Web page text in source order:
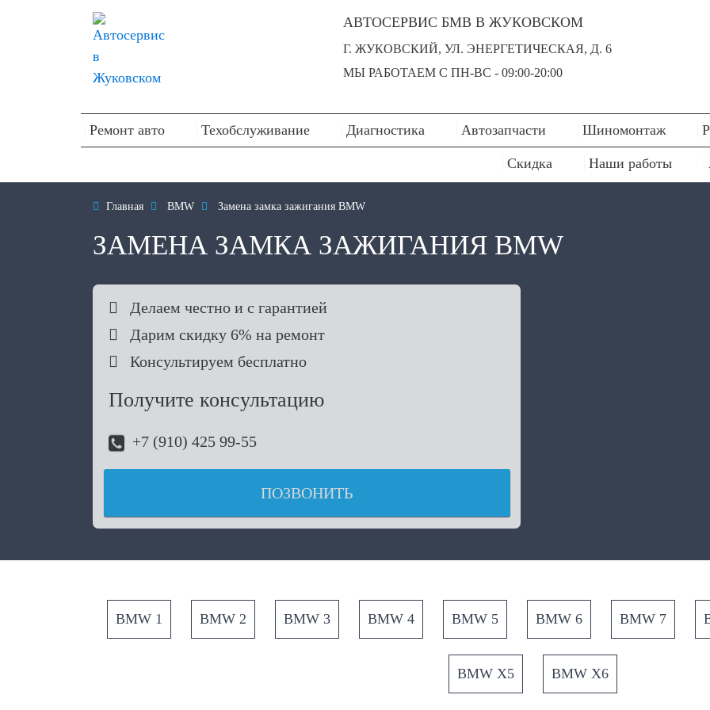
АВТОСЕРВИС БМВ В ЖУКОВСКОМ
Г. ЖУКОВСКИЙ, УЛ. ЭНЕРГЕТИЧЕСКАЯ, Д. 6
МЫ РАБОТАЕМ С ПН-ВC - 09:00-20:00
Ремонт авто Техобслуживание Диагностика Автозапчасти Шиномонтаж
Скидка Наши работы
 Главная  BMW  Замена замка зажигания BMW
ЗАМЕНА ЗАМКА ЗАЖИГАНИЯ BMW
 Делаем честно и с гарантией
 Дарим скидку 6% на ремонт
 Консультируем бесплатно
Получите консультацию
+7 (910) 425 99-55
ПОЗВОНИТЬ
BMW 1 BMW 2 BMW 3 BMW 4 BMW 5 BMW 6 BMW 7
BMW X5 BMW X6